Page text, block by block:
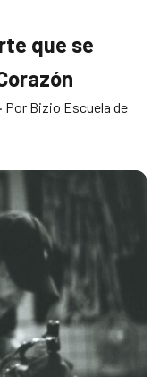
que se
· Por Bizio Escuela de